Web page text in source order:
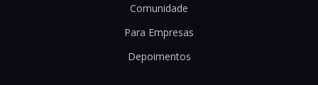
Comunidade
Para Empresas
Depoimentos